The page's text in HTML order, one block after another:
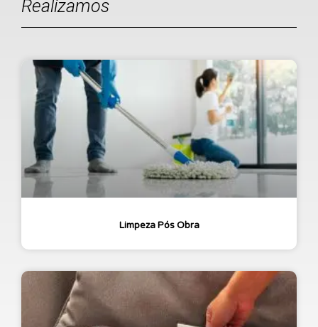
Realizamos
Limpeza Pós Obra